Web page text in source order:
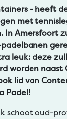
- heeft
met
In Amersfoort
leuk: deze
worden naast
lid van
Padel!
schoot oud-